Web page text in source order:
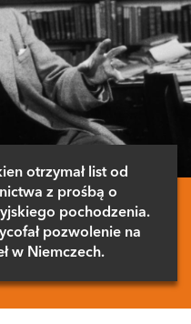
otrzymał list od
z prośbą o
pochodzenia.
pozwolenie na
w Niemczech.